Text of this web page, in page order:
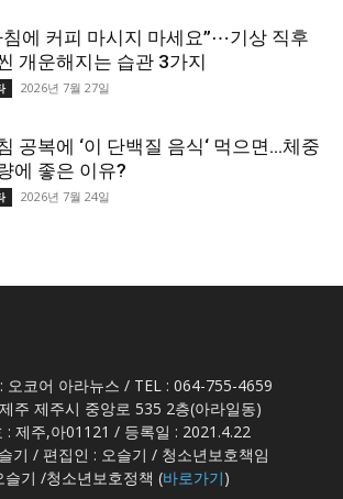
침에 커피 마시지 마세요”⋯기상 직후
개운해지는 습관 3가지
2026년 7월 27일
공복에 ‘이 단백질 음식‘ 먹으면…체중
에 좋은 이유?
2026년 7월 24일
오코어 아라뉴스 / TEL : 064-755-4659
주 제주시 중앙로 535 2층(아라일동)
: 제주,아01121 / 등록일 : 2021.4.22
기 / 편집인 : 오슬기 / 청소년보호책임
슬기 /청소년보호정책 (바로가기)